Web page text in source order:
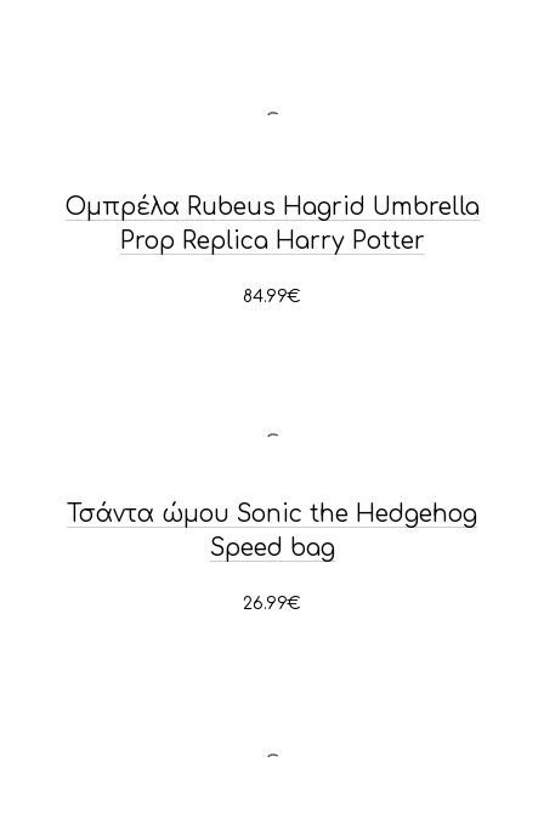
Ομπρέλα Rubeus Hagrid Umbrella
Prop Replica Harry Potter
84.99€
Τσάντα ώμου Sonic the Hedgehog
Speed bag
26.99€